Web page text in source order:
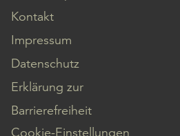
Kontakt
Impressum
Datenschutz
Erklärung zur
Barrierefreiheit
Cookie-Einstellungen